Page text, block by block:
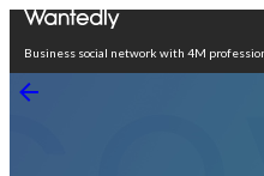
Business social network with 4M